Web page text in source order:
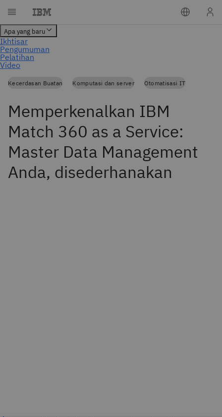
Kecerdasan Buatan Komputasi dan server Otomatisasi IT
Memperkenalkan IBM
Match 360 as a Service:
Master Data Management
Anda, disederhanakan